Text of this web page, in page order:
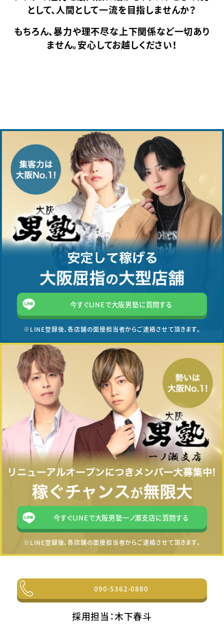
として、人間として一流を目指しませんか？
もちろん、暴力や理不尽な上下関係など一切あり
ません。安心してお越しください！
今すぐLINEで大阪男塾に質問する
※LINE登録後、各店舗の面接担当者からご連絡させて頂きます。
今すぐLINEで大阪男塾一ノ瀬支店に質問する
※LINE登録後、各店舗の面接担当者からご連絡させて頂きます。
090-5362-0880
採用担当：木下春斗